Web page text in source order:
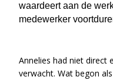
waardeert aan de
medewerker
Annelies had niet direct
verwacht. Wat begon